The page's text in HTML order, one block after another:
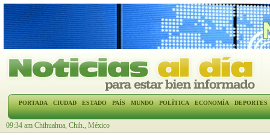
PORTADA CIUDAD ESTADO PAÍS MUNDO POLÍTICA ECONOMÍA DEPORTES
09:34 am Chihuahua, Chih., México